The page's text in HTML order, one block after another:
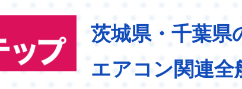
茨城県・千葉県
エアコン関連全